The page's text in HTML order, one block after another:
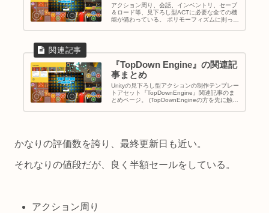
アクション周り、会話、インベントリ、セーブ
＆ロード等、見下ろし型ACTに必要な全ての機
能が備わっている。 ポリモーフィズムに則って
グの知識が必要になる。
『TopDown Engine』の関連記
事まとめ
Unityの見下ろし型アクションの制作テンプレー
トアセット『TopDownEngine』関連記事のま
とめページ。 (TopDownEngineの方を先に触っ
す。 横スクロールアクション用のCorgiEngine
とは、同じ開発者の為、共通システムが多い。
とめられているし) 求める情報が無かった場合
かなりの評価数を誇り、最終更新日も近い。
それなりの値段だが、良く半額セールをしている。
アクション周り